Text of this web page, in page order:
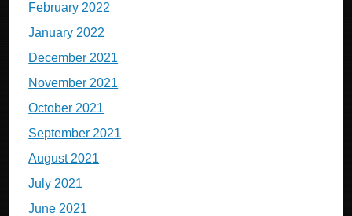
February 2022
January 2022
December 2021
November 2021
October 2021
September 2021
August 2021
July 2021
June 2021